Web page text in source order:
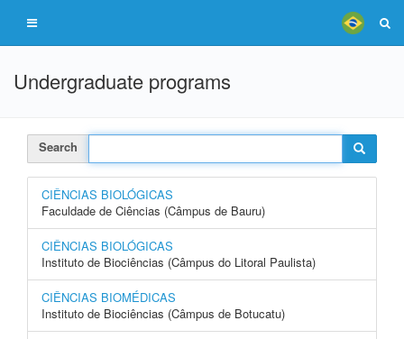
Undergraduate programs
Search
CIÊNCIAS BIOLÓGICAS
Faculdade de Ciências (Câmpus de Bauru)
CIÊNCIAS BIOLÓGICAS
Instituto de Biociências (Câmpus do Litoral Paulista)
CIÊNCIAS BIOMÉDICAS
Instituto de Biociências (Câmpus de Botucatu)